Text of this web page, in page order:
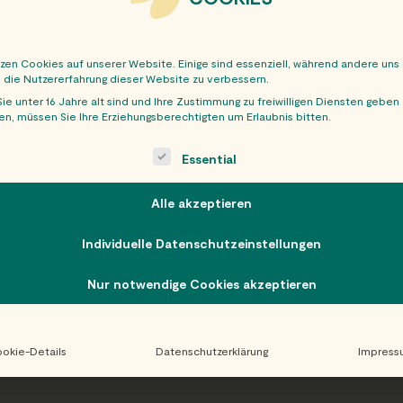
Cookies auf unserer Website. Einige sind essenziell, während andere uns
Nutzererfahrung dieser Website zu verbessern.
unter 16 Jahre alt sind und Ihre Zustimmung zu freiwilligen Diensten geben
müssen Sie Ihre Erziehungsberechtigten um Erlaubnis bitten.
is a list of service groups for which consent can be
Essential
Alle akzeptieren
Individuelle Datenschutzeinstellungen
Nur notwendige Cookies akzeptieren
Details Datenschutzerklärung